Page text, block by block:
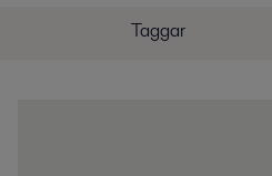
Taggar